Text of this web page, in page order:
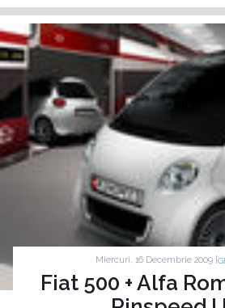
Miercuri, 16 Decembrie 2009 |
Fiat 500 + Alfa